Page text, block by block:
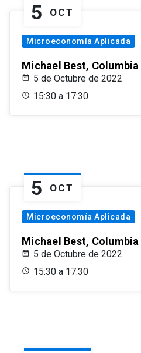
5 OCT
Microeconomía Aplicada
Michael Best,
5 de Octubre de 2022
15:30 a 17:30
5 OCT
Microeconomía Aplicada
Michael Best,
5 de Octubre de 2022
15:30 a 17:30